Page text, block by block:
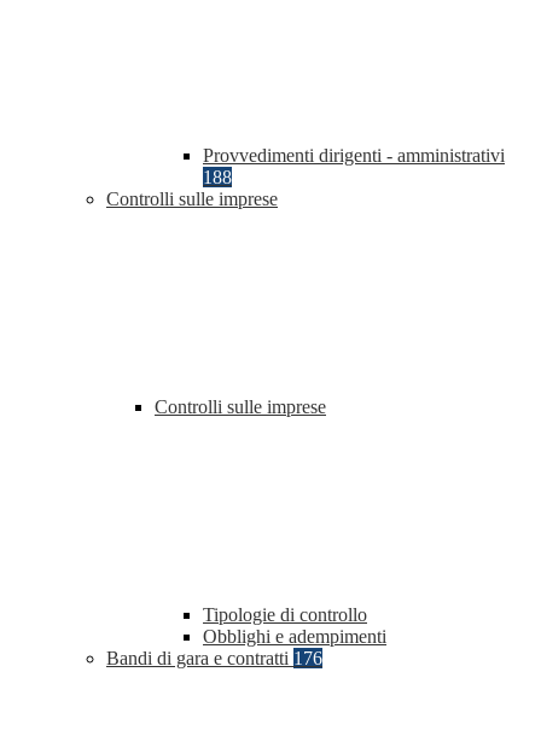
Provvedimenti dirigenti - amministrativi
188
Controlli sulle imprese
Controlli sulle imprese
Tipologie di controllo
Obblighi e adempimenti
Bandi di gara e contratti 176